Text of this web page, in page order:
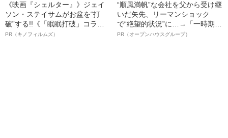
《映画『シェルター』》ジェイ
ソン・ステイサムがお盆を“打
破”する!!《「眠眠打破」コラ
ボ》
PR（キノフィルムズ）
“順風満帆”な会社を父から受け継
いだ矢先、リーマンショック
で“絶望的状況”に…→「一時期は
納品3年待ち」のヒット商品を生
PR（オープンハウスグループ）